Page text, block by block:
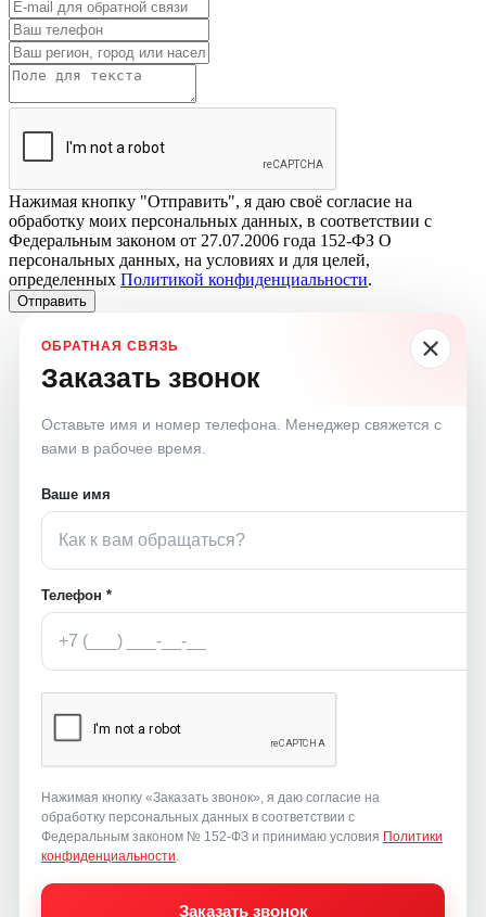
Нажимая кнопку "Отправить", я даю своё согласие на
обработку моих персональных данных, в соответствии с
Федеральным законом от 27.07.2006 года 152-ФЗ О
персональных данных, на условиях и для целей,
определенных Политикой конфиденциальности.
Отправить
Заказать звонок
Оставьте имя и номер телефона. Менеджер свяжется с
вами в рабочее время.
Ваше имя
Телефон *
Нажимая кнопку «Заказать звонок», я даю согласие на
обработку персональных данных в соответствии с
Федеральным законом № 152-ФЗ и принимаю условия Политики
конфиденциальности
Заказать звонок